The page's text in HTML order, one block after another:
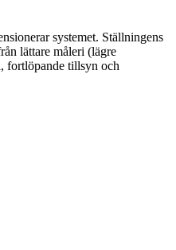
systemet. Ställningens
lättare måleri (lägre
fortlöpande tillsyn och